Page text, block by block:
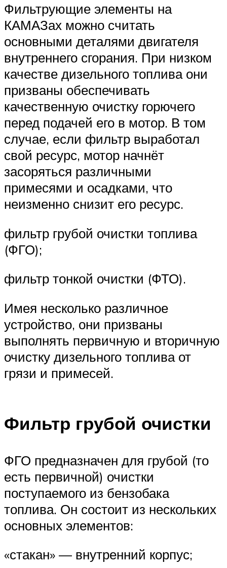
Фильтрующие элементы на
КАМАЗах можно считать
основными деталями двигателя
внутреннего сгорания. При низком
качестве дизельного топлива они
призваны обеспечивать
качественную очистку горючего
перед подачей его в мотор. В том
случае, если фильтр выработал
свой ресурс, мотор начнёт
засоряться различными
примесями и осадками, что
неизменно снизит его ресурс.
фильтр грубой очистки топлива
(ФГО);
фильтр тонкой очистки (ФТО).
Имея несколько различное
устройство, они призваны
выполнять первичную и вторичную
очистку дизельного топлива от
грязи и примесей.
Фильтр грубой очистки
ФГО предназначен для грубой (то
есть первичной) очистки
поступаемого из бензобака
топлива. Он состоит из нескольких
основных элементов:
«стакан» — внутренний корпус;